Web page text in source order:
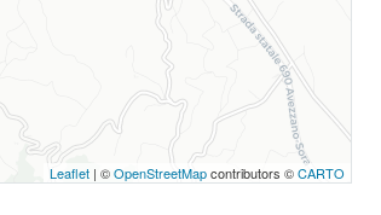
Leaflet | ©OpenStreetMapcontributors ©CARTO